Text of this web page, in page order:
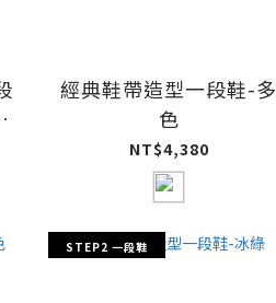
經典鞋帶造型一段鞋-多
色
NT$4,380
STEP2 一段鞋